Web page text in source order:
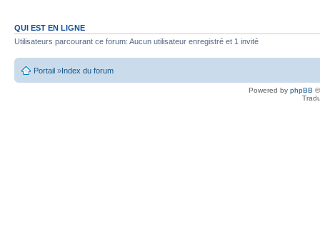
QUI EST EN LIGNE
Utilisateurs parcourant ce forum: Aucun utilisateur enregistré et 1 invité
Portail » Index du forum
Powered by phpBB